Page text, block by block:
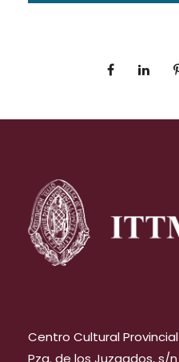
Centro Cultural Provincial
Pza. de los Juzgados, s/n